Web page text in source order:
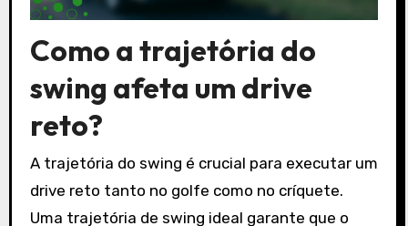
Como a trajetória do
swing afeta um drive
reto?
A trajetória do swing é crucial para executar um
drive reto tanto no golfe como no críquete.
Uma trajetória de swing ideal garante que o